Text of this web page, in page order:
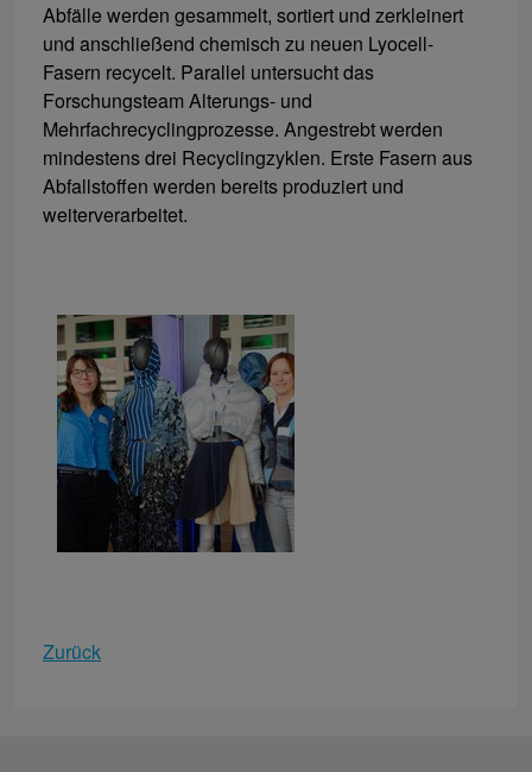
Abfälle werden gesammelt, sortiert und zerkleinert
und anschließend chemisch zu neuen Lyocell-
Fasern recycelt. Parallel untersucht das
Forschungsteam Alterungs- und
Mehrfachrecyclingprozesse. Angestrebt werden
mindestens drei Recyclingzyklen. Erste Fasern aus
Abfallstoffen werden bereits produziert und
weiterverarbeitet.
Zurück